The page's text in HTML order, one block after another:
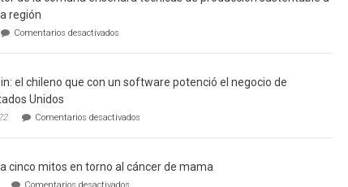
región
Comentarios desactivadosen
Agricultor
la
técnicas
a
el chileno que con un software potenció el negocio de
Unidos
Comentarios desactivadosen
Weinstein:
chileno
cinco mitos en torno al cáncer de mama
en